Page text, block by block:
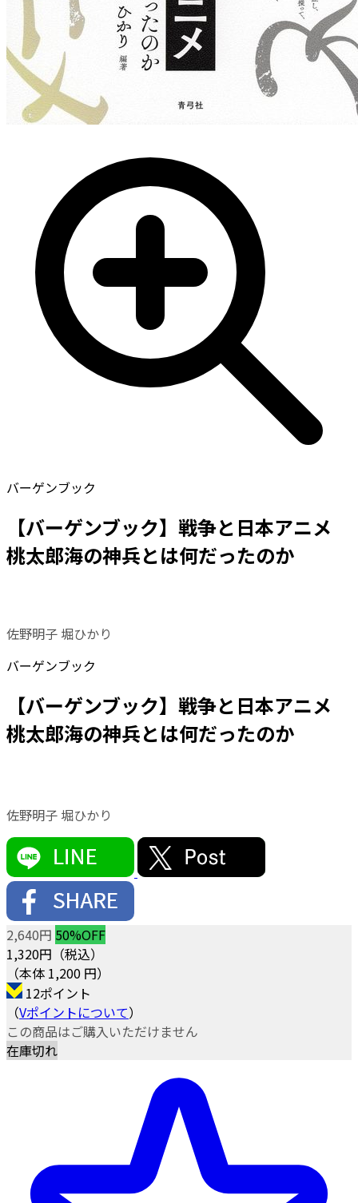
バーゲンブック
【バーゲンブック】戦争と日本アニメ
桃太郎海の神兵とは何だったのか
佐野明子 堀ひかり
バーゲンブック
【バーゲンブック】戦争と日本アニメ
桃太郎海の神兵とは何だったのか
佐野明子 堀ひかり
2,640円 50%OFF
1,320円（税込）
（本体 1,200 円）
12ポイント
（Vポイントについて）
この商品はご購入いただけません
在庫切れ